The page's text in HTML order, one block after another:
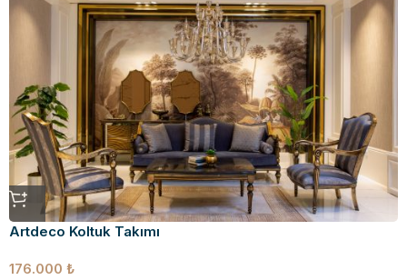
Artdeco Koltuk Takımı
176.000 ₺